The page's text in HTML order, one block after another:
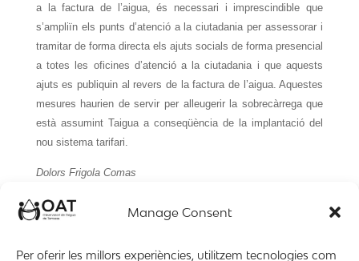
Manage Consent
Per oferir les millors experiències, utilitzem tecnologies com
a la factura de l’aigua, és necessari i imprescindible que
s’ampliïn els punts d’atenció a la ciutadania per assessorar i
tramitar de forma directa els ajuts socials de forma presencial
a totes les oficines d’atenció a la ciutadania i que aquests
ajuts es publiquin al revers de la factura de l’aigua. Aquestes
mesures haurien de servir per alleugerir la sobrecàrrega que
està assumint Taigua a conseqüència de la implantació del
nou sistema tarifari.
Dolors Frigola Comas
Coordinadora del grup Dret Humà a l’aigua de l’Observatori de
l’aigua de Terrassa.